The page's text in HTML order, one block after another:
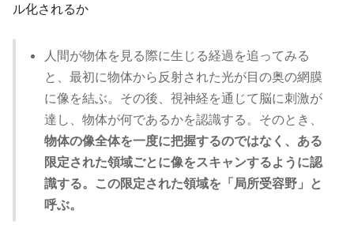
ル化されるか
人間が物体を見る際に生じる経過を追ってみる
と、最初に物体から反射された光が目の奥の網膜
に像を結ぶ。その後、視神経を通じて脳に刺激が
達し、物体が何であるかを認識する。そのとき、
物体の像全体を一度に把握するのではなく、ある
限定された領域ごとに像をスキャンするように認
識する。この限定された領域を「局所受容野」と
呼ぶ。